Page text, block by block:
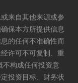
来自其他来源或参
保本方所提供信息
的任何不准确性而
许可不可复制、重
不构成任何投资意
投资目标、财务状